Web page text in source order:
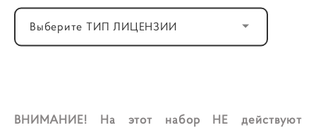
Выберите ТИП ЛИЦЕНЗИИ
ВНИМАНИЕ! На этот набор НЕ действуют